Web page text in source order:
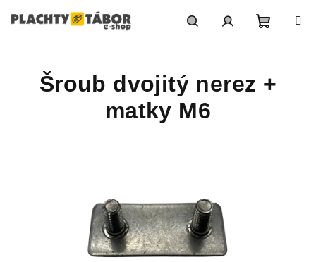
košík
Šroub dvojitý nerez +
matky M6